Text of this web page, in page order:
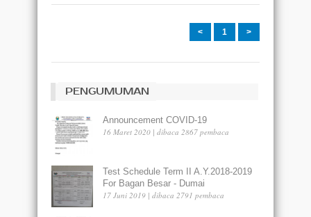
< 1 >
PENGUMUMAN
Announcement COVID-19
16 Maret 2020 | dibaca 2867 pembaca
Test Schedule Term II A.Y.2018-2019
For Bagan Besar - Dumai
17 Juni 2019 | dibaca 2791 pembaca